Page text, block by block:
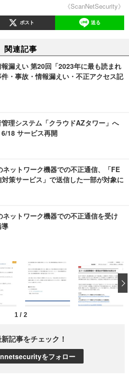
《ScanNetSecurity》
ポスト 送る
関連記事
漏えい 第20回「2023年に最も読まれ
・事故・情報漏えい・不正アクセス記
理システム「クラウドAZタワー」へ
18 サービス再開
ネットワーク機器での不正通信、「FE
策サービス」で送信した一部が対象に
ネットワーク機器での不正通信を受け
1 / 2
記事をチェック！
をフォロー